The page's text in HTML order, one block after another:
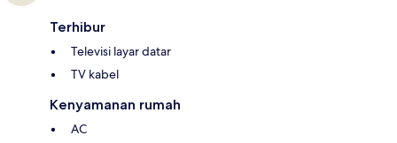
Terhibur
Televisi layar datar
TV kabel
Kenyamanan rumah
AC